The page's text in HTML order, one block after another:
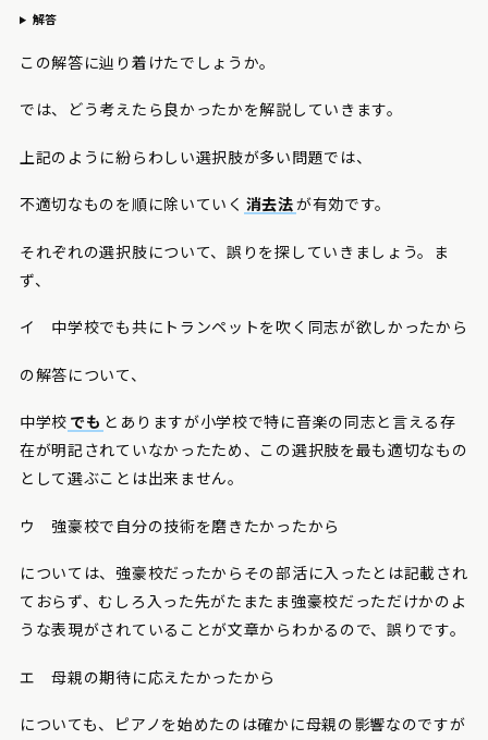
解答
この解答に辿り着けたでしょうか。
では、どう考えたら良かったかを解説していきます。
上記のように紛らわしい選択肢が多い問題では、
不適切なものを順に除いていく 消去法が有効です。
それぞれの選択肢について、誤りを探していきましょう。ま
ず、
イ 中学校でも共にトランペットを吹く同志が欲しかったから
の解答について、
中学校 でも とありますが小学校で特に音楽の同志と言える存
在が明記されていなかったため、この選択肢を最も適切なもの
として選ぶことは出来ません。
ウ 強豪校で自分の技術を磨きたかったから
については、強豪校だったからその部活に入ったとは記載され
ておらず、むしろ入った先がたまたま強豪校だっただけかのよ
うな表現がされていることが文章からわかるので、誤りです。
エ 母親の期待に応えたかったから
についても、ピアノを始めたのは確かに母親の影響なのですが